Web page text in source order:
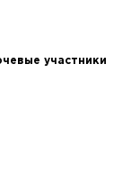
участники